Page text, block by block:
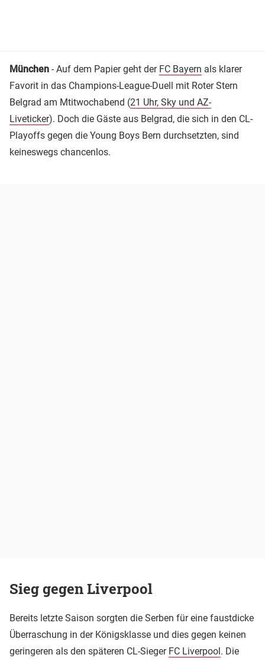
München - Auf dem Papier geht der FC Bayern als klarer
Favorit in das Champions-League-Duell mit Roter Stern
Belgrad am Mtitwochabend (21 Uhr, Sky und AZ-
Liveticker). Doch die Gäste aus Belgrad, die sich in den CL-
Playoffs gegen die Young Boys Bern durchsetzten, sind
keineswegs chancenlos.
Sieg gegen Liverpool
Bereits letzte Saison sorgten die Serben für eine faustdicke
Überraschung in der Königsklasse und dies gegen keinen
geringeren als den späteren CL-Sieger FC Liverpool. Die